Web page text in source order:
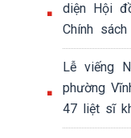
diện Hội
Chính
quý II năm
Lễ viếng
phường
47 liệt sĩ
Đốc